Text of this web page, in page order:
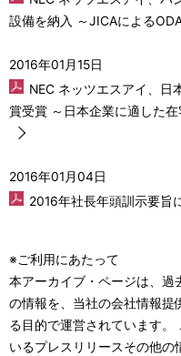
設備を納入 ～JICAによる
2016年01月15日
NEC ネッツエスアイ、日
賞受賞 ～日本企業に適した
2016年01月04日
2016年社長年頭訓示要旨
※ご利用にあたって
本アーカイブ・ページは、過
の情報を、当社の会社情報提
る目的で運営されています。
いるプレスリリースその他